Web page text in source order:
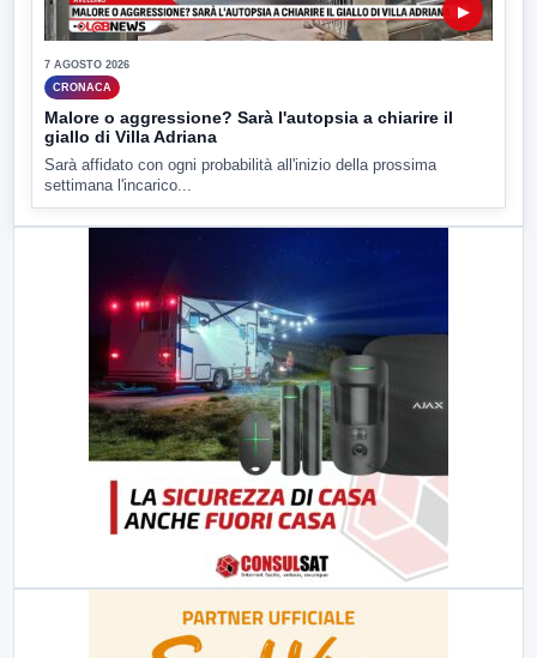
▶
7 AGOSTO 2026
CRONACA
Malore o aggressione? Sarà l'autopsia a chiarire il
giallo di Villa Adriana
Sarà affidato con ogni probabilità all'inizio della prossima
settimana l'incarico...